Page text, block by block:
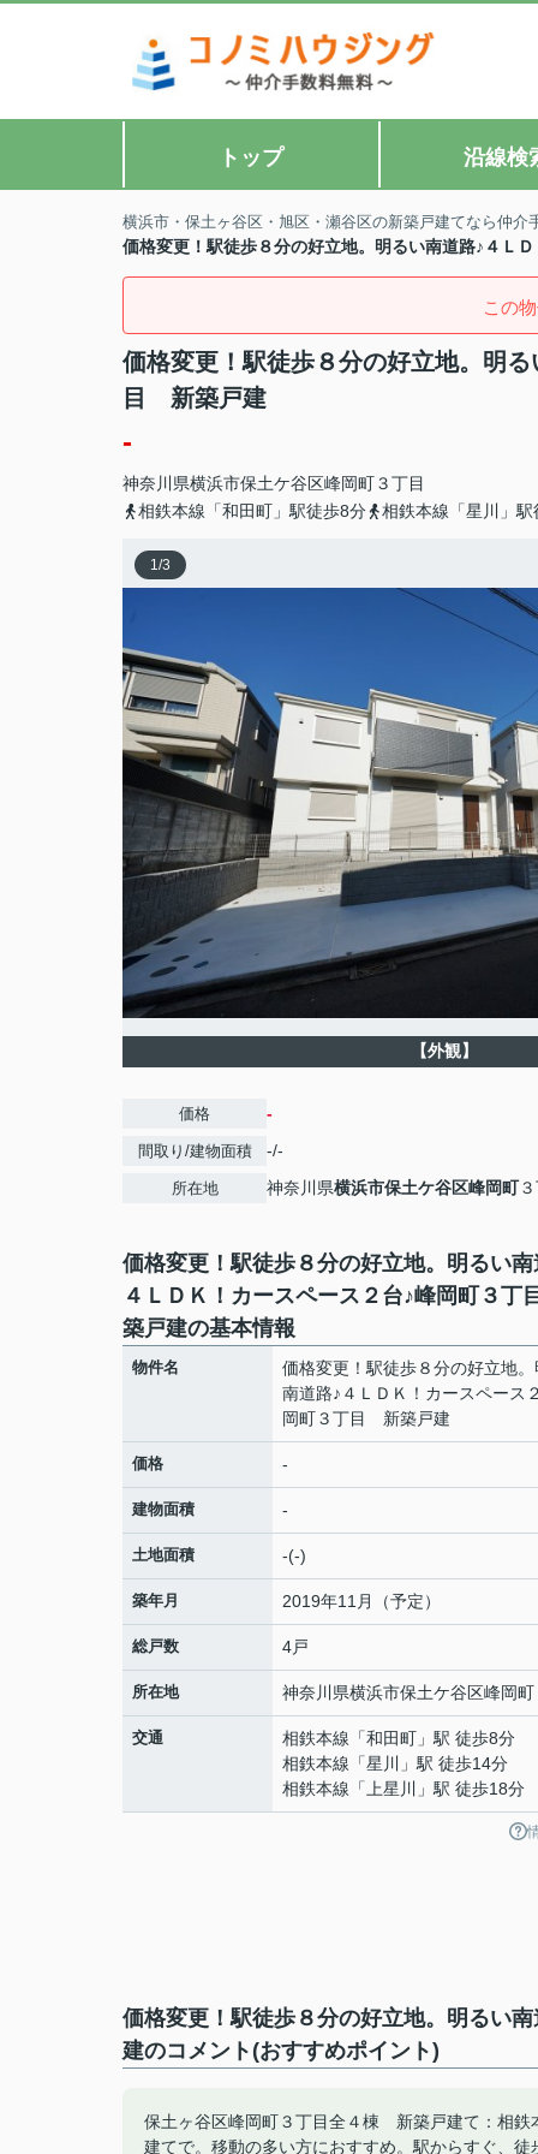
トップ 沿線検
横浜市・保土ヶ谷区・旭区・瀬谷区の新築戸建てなら仲介
価格変更！駅徒歩８分の好立地。明るい南道路♪４Ｌ
この
価格変更！駅徒歩８分の好立地。明
目 新築戸建
-
神奈川県横浜市保土ケ谷区峰岡町３丁目
相鉄本線「和田町」駅徒歩8分
相鉄本線「星川」駅
1/3
【外観】
価格 -
間取り/建物面積 -/-
所在地 神奈川県横浜市保土ケ谷区峰岡町
価格変更！駅徒歩８分の好立地。明るい南
４ＬＤＫ！カースペース２台♪峰岡町３
築戸建の基本情報
物件名
価格変更！駅徒歩８分の好立地
南道路♪４ＬＤＫ！カースペース
岡町３丁目 新築戸建
価格 -
建物面積 -
土地面積 -(-)
築年月 2019年11月（予定）
総戸数 4戸
所在地 神奈川県横浜市保土ケ谷区峰岡町
交通 相鉄本線 「和田町 」駅 徒歩8分
相鉄本線 「星川
」駅 徒歩14分
相鉄本線 「 上星川 」駅 徒歩18分
価格変更！駅徒歩８分の好立地。明るい
建のコメント(おすすめポイント)
保土ヶ谷区峰岡町３丁目全４棟 新築戸建て：相鉄
建てで。移動の多い方におすすめ。駅からすぐ、